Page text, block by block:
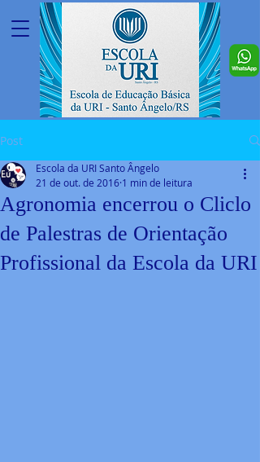
Post
Agronomia encerrou o Cliclo
de Palestras de Orientação
Profissional da Escola da URI
Escola da URI Santo Ângelo
21 de out. de 2016 1 min de leitura